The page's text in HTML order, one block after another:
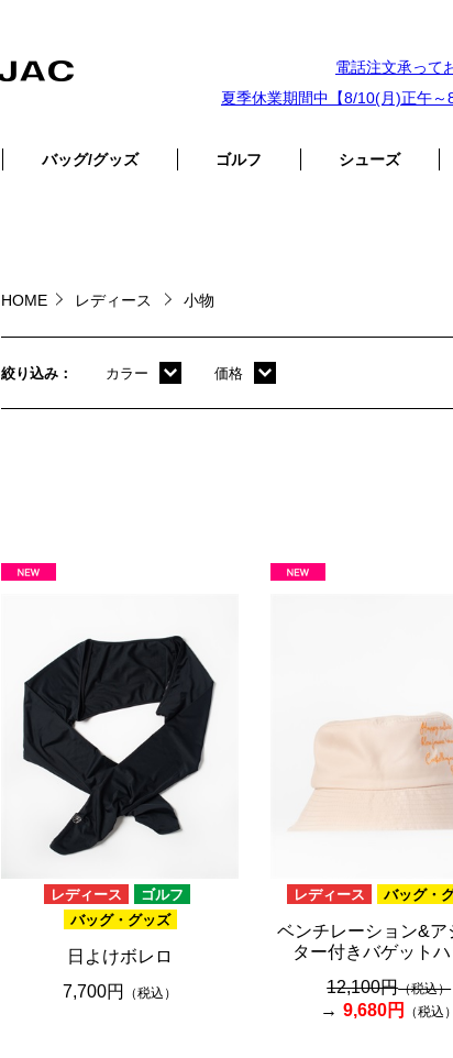
電話注文承って
夏季休業期間中【8/10(月)正午
バッグ/グッズ ゴルフ シューズ
HOME レディース 小物
絞り込み カラー
レッド
グリーン
イエロー
パープル
ベージュ
価格
レディース
ゴルフ
バッグ・グッズ
日よけボレロ
7,700円
（税込）
レディース バッグ・
ベンチレーション&ア
ター付きバゲットハ
12,100円（税込）
9,680円 （税込）